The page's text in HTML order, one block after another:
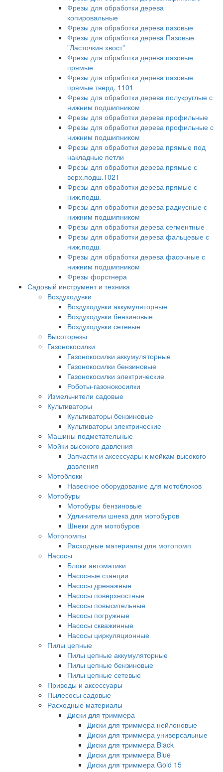
Фрезы для обработки дерева
копировальные
Фрезы для обработки дерева пазовые
Фрезы для обработки дерева Пазовые
"Ласточкин хвост"
Фрезы для обработки дерева пазовые
прямые
Фрезы для обработки дерева пазовые
прямые тверд. 1101
Фрезы для обработки дерева полукруглые с
нижним подшипником
Фрезы для обработки дерева профильные
Фрезы для обработки дерева профильные с
нижним подшипником
Фрезы для обработки дерева прямые под
накладные петли
Фрезы для обработки дерева прямые с
верх.подш.1021
Фрезы для обработки дерева прямые с
ниж.подш.
Фрезы для обработки дерева радиусные с
нижним подшипником
Фрезы для обработки дерева сегментные
Фрезы для обработки дерева фальцевые с
ниж.подш.
Фрезы для обработки дерева фасочные с
нижним подшипником
Фрезы форстнера
Садовый инструмент и техника
Воздуходувки
Воздуходувки аккумуляторные
Воздуходувки бензиновые
Воздуходувки сетевые
Высоторезы
Газонокосилки
Газонокосилки аккумуляторные
Газонокосилки бензиновые
Газонокосилки электрические
Роботы-газонокосилки
Измельчители садовые
Культиваторы
Культиваторы бензиновые
Культиваторы электрические
Машины подметательные
Мойки высокого давления
Запчасти и аксессуары к мойкам высокого
давления
Мотоблоки
Навесное оборудование для мотоблоков
Мотобуры
Мотобуры бензиновые
Удлинители шнека для мотобуров
Шнеки для мотобуров
Мотопомпы
Расходные материалы для мотопомп
Насосы
Блоки автоматики
Насосные станции
Насосы дренажные
Насосы поверхностные
Насосы повысительные
Насосы погружные
Насосы скважинные
Насосы циркуляционные
Пилы цепные
Пилы цепные аккумуляторные
Пилы цепные бензиновые
Пилы цепные сетевые
Приводы и аксессуары
Пылесосы садовые
Расходные материалы
Диски для триммера
Диски для триммера нейлоновые
Диски для триммера универсальные
Диски для триммера Black
Диски для триммера Blue
Диски для триммера Gold 15